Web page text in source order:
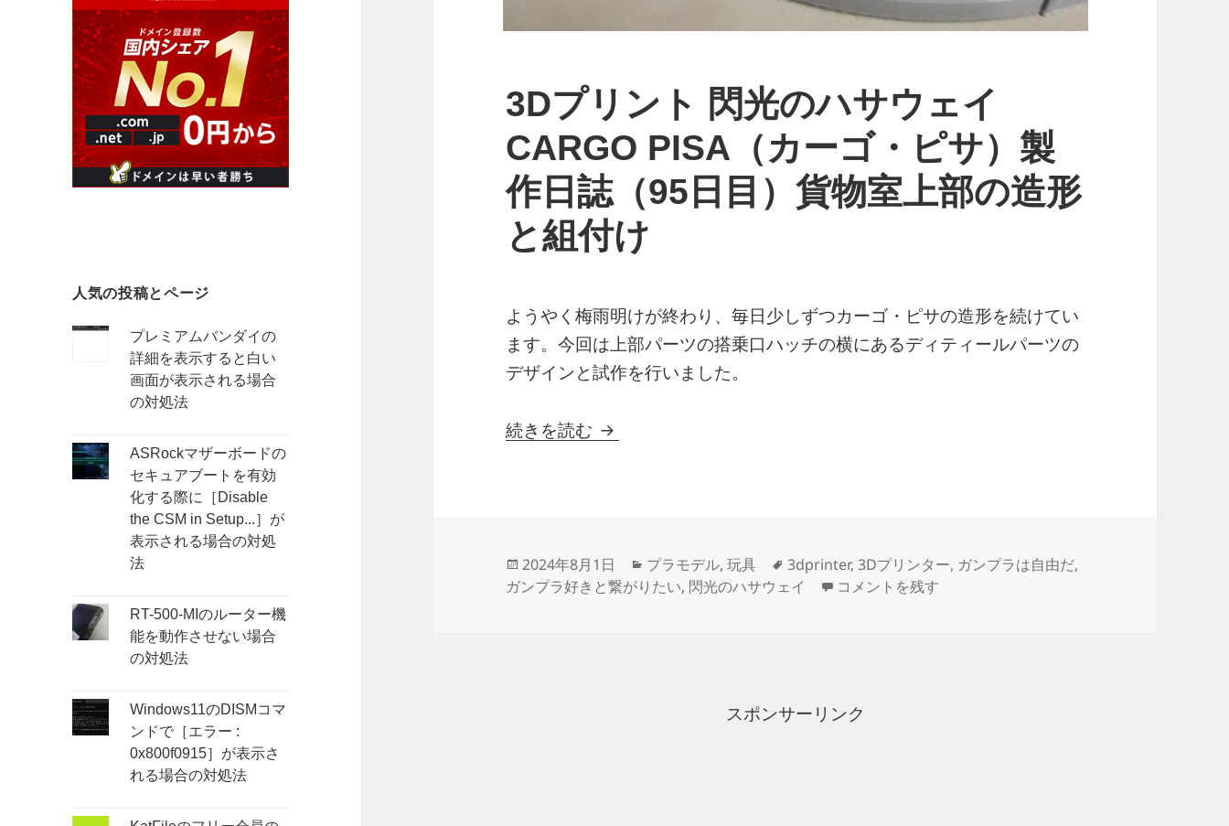
人気の投稿とページ
プレミアムバンダイの
詳細を表示すると白い
画面が表示される場合
の対処法
ASRockマザーボードの
セキュアブートを有効
化する際に［Disable
the CSM in Setup...］が
表示される場合の対処
法
RT-500-MIのルーター機
能を動作させない場合
の対処法
Windows11のDISMコマ
ンドで［エラー :
0x800f0915］が表示さ
れる場合の対処法
3Dプリント 閃光のハサウェイ
CARGO PISA（カーゴ・ピサ）製
作日誌（95日目）貨物室上部の造形
と組付け
ようやく梅雨明けが終わり、毎日少しずつカーゴ・ピサの造形を続けてい
ます。今回は上部パーツの搭乗口ハッチの横にあるディティールパーツの
デザインと試作を行いました。
続きを読む 3Dプリント 閃光のハサウェイ CARGO PISA（カーゴ・ピサ）製作日誌（95日
投
稿
2024年8月1日
カ
テ
プラモデル,玩具
タ
グ
3dprinter,3Dプリンター, ガンプラは自由だ,
ガンプラ好きと繋がりたい, 閃光のハサウェイ 3Dプリント 閃光のハサウェイ CARGO PISA（カーゴ・ピ
コメントを残す
スポンサーリンク